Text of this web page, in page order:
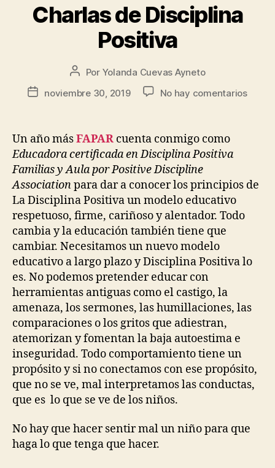
Charlas de Disciplina
Positiva
Por Yolanda Cuevas Ayneto
noviembre 30, 2019
No hay comentarios
Un año másFAPAR cuenta conmigo como
Educadora certificada en Disciplina Positiva
Familias y Aula por Positive Discipline
Associationpara dar a conocer los principios de
La Disciplina Positiva un modelo educativo
respetuoso, firme, cariñoso y alentador. Todo
cambia y la educación también tiene que
cambiar. Necesitamos un nuevo modelo
educativo a largo plazo y Disciplina Positiva lo
es. No podemos pretender educar con
herramientas antiguas como el castigo, la
amenaza, los sermones, las humillaciones, las
comparaciones o los gritos que adiestran,
atemorizan y fomentan la baja autoestima e
inseguridad. Todo comportamiento tiene un
propósito y si no conectamos con ese propósito,
que no se ve, mal interpretamos las conductas,
que es lo que se ve de los niños.
No hay que hacer sentir mal un niño para que
haga lo que tenga que hacer.